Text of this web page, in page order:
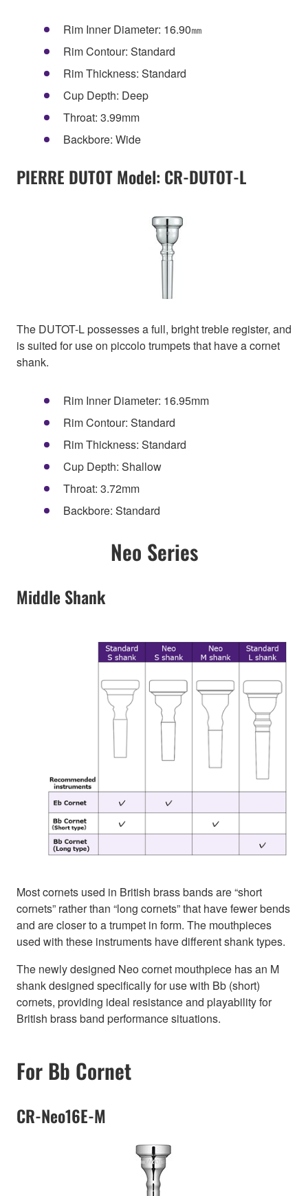
Rim Inner Diameter: 16.90㎜
Rim Contour: Standard
Rim Thickness: Standard
Cup Depth: Deep
Throat: 3.99mm
Backbore: Wide
PIERRE DUTOT Model: CR-DUTOT-L
The DUTOT-L possesses a full, bright treble register, and
is suited for use on piccolo trumpets that have a cornet
shank.
Rim Inner Diameter: 16.95mm
Rim Contour: Standard
Rim Thickness: Standard
Cup Depth: Shallow
Throat: 3.72mm
Backbore: Standard
Neo Series
Middle Shank
Most cornets used in British brass bands are “short
cornets” rather than “long cornets” that have fewer bends
and are closer to a trumpet in form. The mouthpieces
used with these instruments have different shank types.
The newly designed Neo cornet mouthpiece has an M
shank designed specifically for use with Bb (short)
cornets, providing ideal resistance and playability for
British brass band performance situations.
For Bb Cornet
CR-Neo16E-M